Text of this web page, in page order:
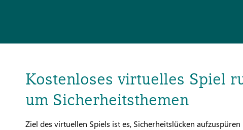
Kostenloses virtuelles Spiel
um Sicherheitsthemen
Ziel des virtuellen Spiels ist es, Sicherheitslücken aufzuspüren